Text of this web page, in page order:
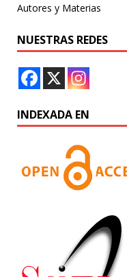
Autores y Materias
NUESTRAS REDES
INDEXADA EN